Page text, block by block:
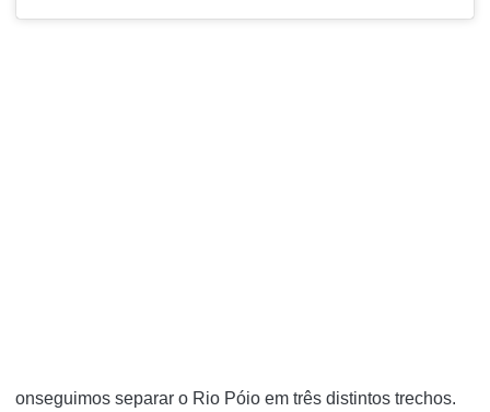
onseguimos separar o Rio Póio em três distintos trechos.